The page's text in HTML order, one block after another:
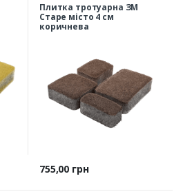
Плитка тротуарна ЗМ
Старе місто 4 см
коричнева
Ціна
755,00 грн